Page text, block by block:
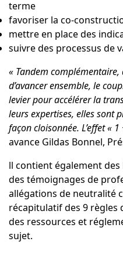
terme
favoriser la co-
mettre en place des
suivre des processus de
« Tandem
d’avancer ensemble, le
levier pour accélérer la
leurs expertises, elles sont
façon cloisonnée. L’effet «
avance Gildas Bonnel,
ll contient également
des témoignages de
allégations de neutralité
récapitulatif des 9 règles
des ressources et
sujet.